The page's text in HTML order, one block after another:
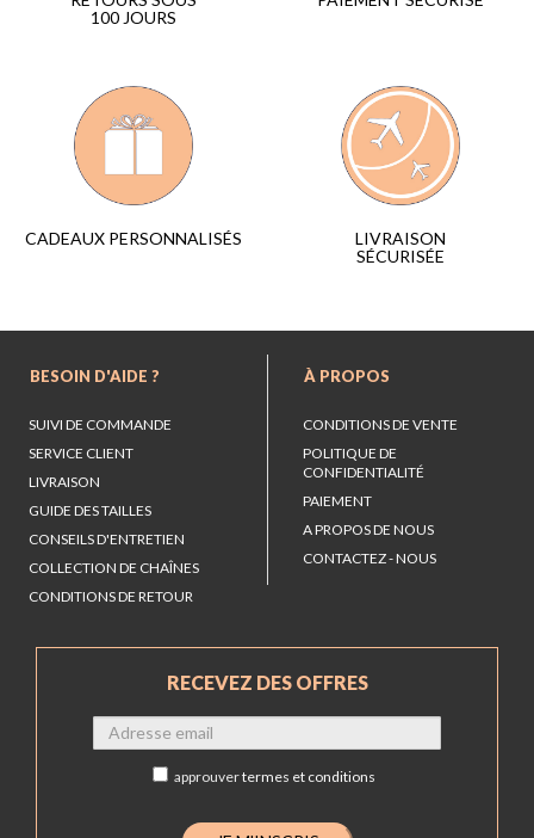
100 JOURS
CADEAUX PERSONNALISÉS
LIVRAISON
SÉCURISÉE
BESOIN D'AIDE ?
SUIVI DE COMMANDE
SERVICE CLIENT
LIVRAISON
GUIDE DES TAILLES
CONSEILS D'ENTRETIEN
COLLECTION DE CHAÎNES
CONDITIONS DE RETOUR
À PROPOS
CONDITIONS DE VENTE
POLITIQUE DE
CONFIDENTIALITÉ
PAIEMENT
A PROPOS DE NOUS
CONTACTEZ - NOUS
RECEVEZ DES OFFRES
approuvertermes et conditions